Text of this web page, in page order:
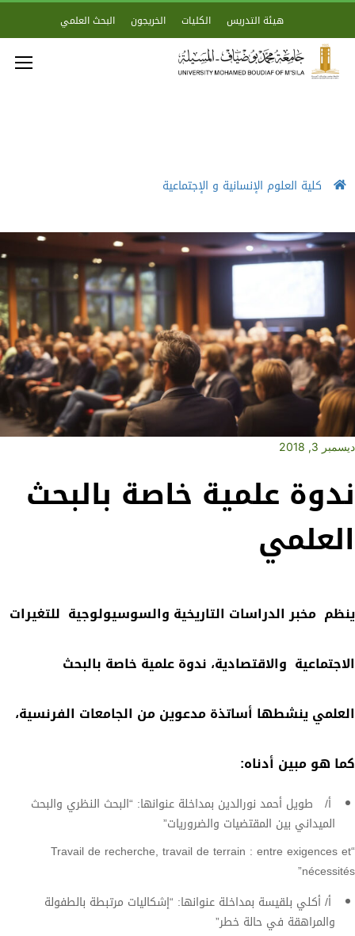
هيئة التدريس الكليات الخريجون البحث العلمي
كلية العلوم الإنسانية و الإجتماعية
ديسمبر 3, 2018
ندوة علمية خاصة بالبحث
العلمي
ينظم مخبر الدراسات التاريخية والسوسيولوجية للتغيرات
الاجتماعية والاقتصادية، ندوة علمية خاصة بالبحث
العلميينشطها أساتذة مدعوين من الجامعات الفرنسية،
كما هو مبين أدناه:
أ/ طويل أحمد نورالدين بمداخلة عنوانها: “البحث النظري والبحث
الميداني بين المقتضيات والضروريات”
“Travail de recherche, travail de terrain : entre exigences et
nécessités”
أ/ أكلي بلقيسة بمداخلة عنوانها: “إشكاليات مرتبطة بالطفولة
والمراهقة في حالة خطر”